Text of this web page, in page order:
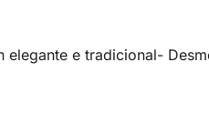
e tradicional-